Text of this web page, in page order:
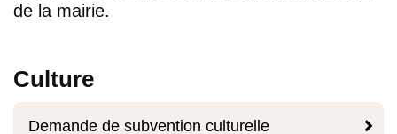
de la mairie.
Culture

Demande de subvention culturelle